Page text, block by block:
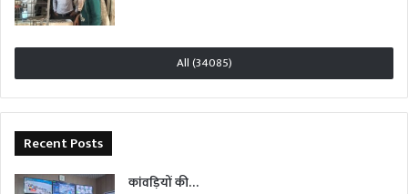
All (34085)
Recent Posts
कांवड़ियों की…